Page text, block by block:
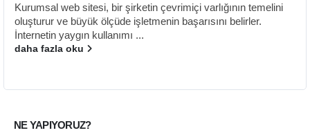
Kurumsal web sitesi, bir şirketin çevrimiçi varlığının temelini
oluşturur ve büyük ölçüde işletmenin başarısını belirler.
İnternetin yaygın kullanımı ...
daha fazla oku
NE YAPIYORUZ?